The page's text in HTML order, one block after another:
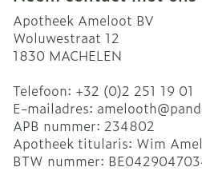
Apotheek Ameloot BV
Woluwestraat 12
1830 MACHELEN
Telefoon: +32 (0)2 251 19 01
E-mailadres: amelooth@
APB nummer: 234802
Apotheek titularis: Wim
BTW nummer: